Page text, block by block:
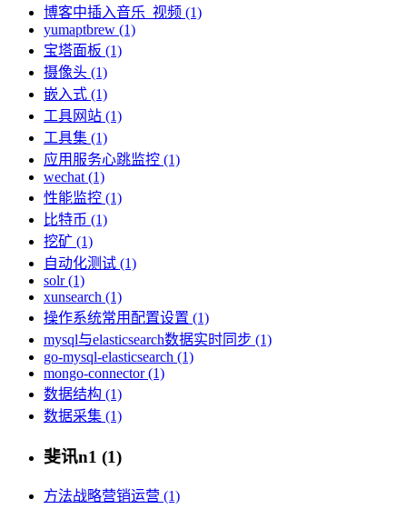
博客中插入音乐_视频 (1)
yumaptbrew (1)
宝塔面板 (1)
摄像头 (1)
嵌入式 (1)
工具网站 (1)
工具集 (1)
应用服务心跳监控 (1)
wechat (1)
性能监控 (1)
比特币 (1)
挖矿 (1)
自动化测试 (1)
solr (1)
xunsearch (1)
操作系统常用配置设置 (1)
mysql与elasticsearch数据实时同步 (1)
go-mysql-elasticsearch (1)
mongo-connector (1)
数据结构 (1)
数据采集 (1)
斐讯n1 (1)
方法战略营销运营 (1)